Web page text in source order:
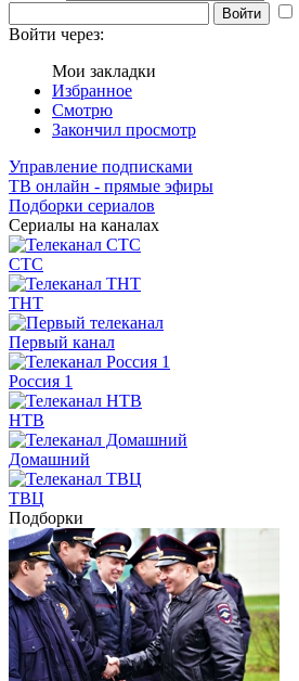
Войти
Войти через:
Мои закладки
Избранное
Смотрю
Закончил просмотр
Управление подписками
ТВ онлайн - прямые эфиры
Подборки сериалов
Сериалы на каналах
СТС
ТНТ
Первый канал
Россия 1
НТВ
Домашний
ТВЦ
Подборки